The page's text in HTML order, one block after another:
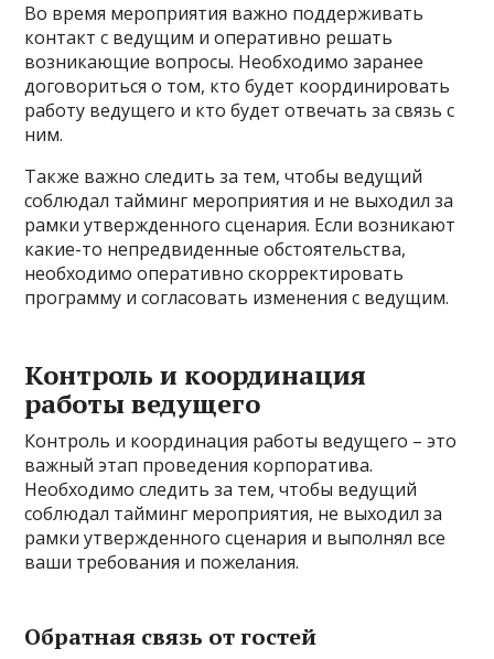
Во время мероприятия важно поддерживать
контакт с ведущим и оперативно решать
возникающие вопросы. Необходимо заранее
договориться о том, кто будет координировать
работу ведущего и кто будет отвечать за связь с
ним.
Также важно следить за тем, чтобы ведущий
соблюдал тайминг мероприятия и не выходил за
рамки утвержденного сценария. Если возникают
какие-то непредвиденные обстоятельства,
необходимо оперативно скорректировать
программу и согласовать изменения с ведущим.
Контроль и координация
работы ведущего
Контроль и координация работы ведущего – это
важный этап проведения корпоратива.
Необходимо следить за тем, чтобы ведущий
соблюдал тайминг мероприятия, не выходил за
рамки утвержденного сценария и выполнял все
ваши требования и пожелания.
Обратная связь от гостей